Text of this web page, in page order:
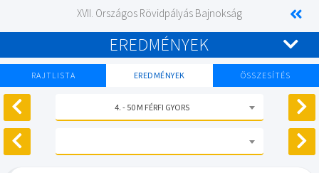
XVII. Országos Rövidpályás Bajnokság
EREDMÉNYEK
RAJTLISTA EREDMÉNYEK ÖSSZESÍTÉS
4. - 50 M FÉRFI GYORS